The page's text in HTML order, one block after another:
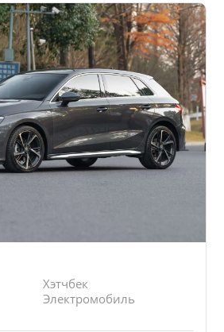
Хэтчбек
Электромобиль